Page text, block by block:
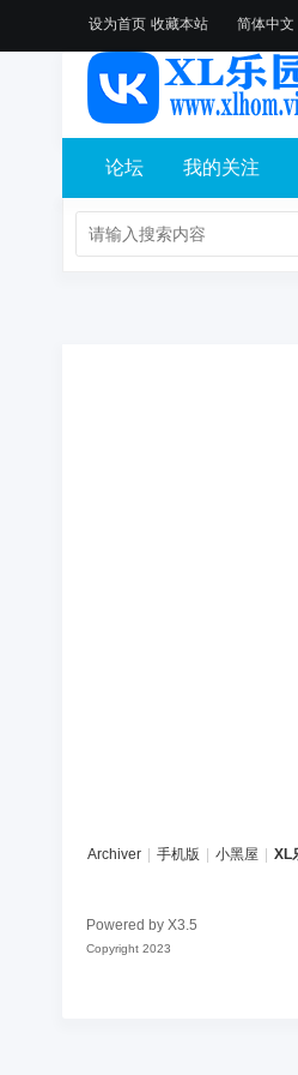
设为首页 收藏本站 简体中文
论坛 我的关注
Archiver 手机版 小黑屋 XL
Powered by X3.5
Copyright 2023